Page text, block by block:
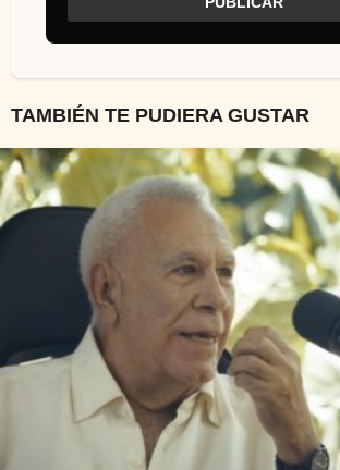
TAMBIÉN TE PUDIERA GUSTAR